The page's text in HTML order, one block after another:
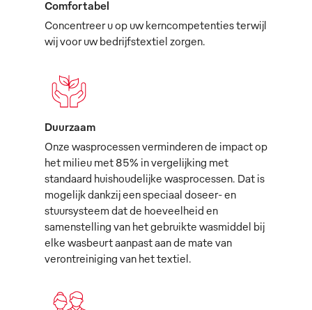
Comfortabel
Concentreer u op uw kerncompetenties terwijl
wij voor uw bedrijfstextiel zorgen.
Duurzaam
Onze wasprocessen verminderen de impact op
het milieu met 85% in vergelijking met
standaard huishoudelijke wasprocessen. Dat is
mogelijk dankzij een speciaal doseer- en
stuursysteem dat de hoeveelheid en
samenstelling van het gebruikte wasmiddel bij
elke wasbeurt aanpast aan de mate van
verontreiniging van het textiel.